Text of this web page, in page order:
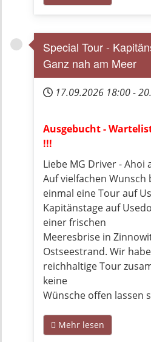
Special Tour -
Ganz nah am Meer
17.09.2026 18:00-
Ausgebucht -
!!!
Liebe MG Driver - Ahoi
Auf vielfachen
einmal eine Tour auf
Kapitänstage auf
einer frischen
Meeresbrise in
Ostseestrand. Wir
reichhaltige Tour
keine
Wünsche offen lassen
Mehr lesen